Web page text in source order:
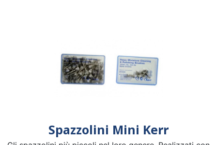
Spazzolini Mini Kerr